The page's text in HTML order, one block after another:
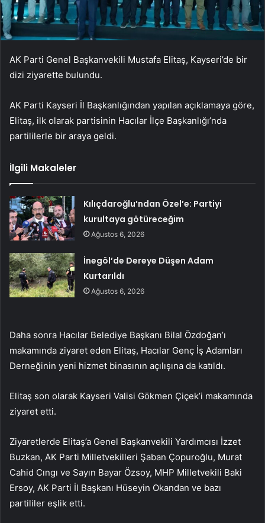
AK Parti Genel Başkanvekili Mustafa Elitaş, Kayseri’de bir
dizi ziyarette bulundu.
AK Parti Kayseri İl Başkanlığından yapılan açıklamaya göre,
Elitaş, ilk olarak partisinin Hacılar İlçe Başkanlığı’nda
partililerle bir araya geldi.
İlgili Makaleler
Kılıçdaroğlu’ndan Özel’e: Partiyi
kurultaya götüreceğim
Ağustos 6, 2026
İnegöl’de Dereye Düşen Adam
Kurtarıldı
Ağustos 6, 2026
Daha sonra Hacılar Belediye Başkanı Bilal Özdoğan’ı
makamında ziyaret eden Elitaş, Hacılar Genç İş Adamları
Derneğinin yeni hizmet binasının açılışına da katıldı.
Elitaş son olarak Kayseri Valisi Gökmen Çiçek’i makamında
ziyaret etti.
Ziyaretlerde Elitaş’a Genel Başkanvekili Yardımcısı İzzet
Buzkan, AK Parti Milletvekilleri Şaban Çopuroğlu, Murat
Cahid Cıngı ve Sayın Bayar Özsoy, MHP Milletvekili Baki
Ersoy, AK Parti İl Başkanı Hüseyin Okandan ve bazı
partililer eşlik etti.